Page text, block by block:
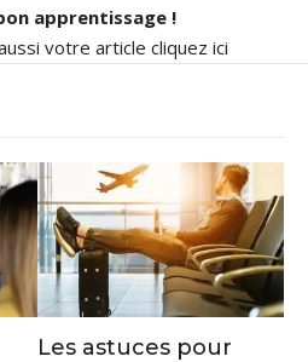
apprentissage !
votre article cliquez ici
Les astuces pour